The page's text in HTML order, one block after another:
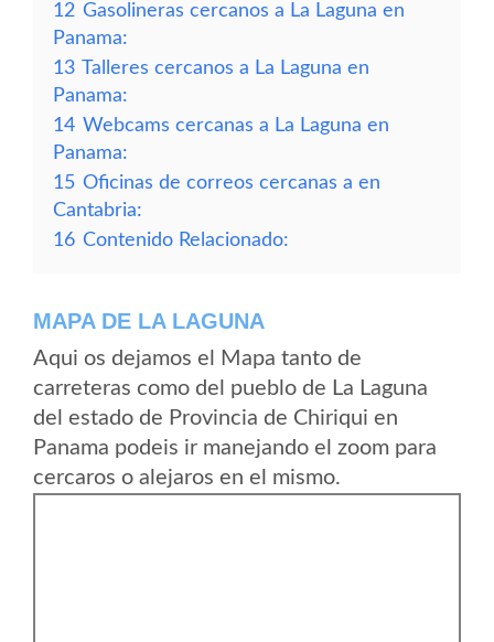
12 Gasolineras cercanos a La Laguna en
Panama:
13 Talleres cercanos a La Laguna en
Panama:
14 Webcams cercanas a La Laguna en
Panama:
15 Oficinas de correos cercanas a en
Cantabria:
16 Contenido Relacionado:
MAPA DE LA LAGUNA
Aqui os dejamos el Mapa tanto de
carreteras como del pueblo de La Laguna
del estado de Provincia de Chiriqui en
Panama podeis ir manejando el zoom para
cercaros o alejaros en el mismo.